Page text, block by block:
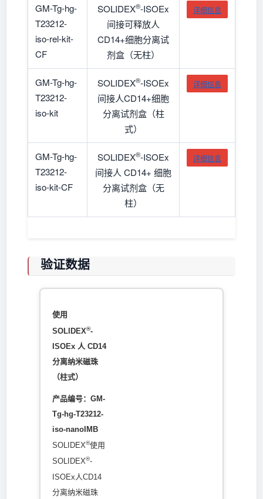
GM-Tg-hg-
T23212-
iso-rel-kit-
CF
SOLIDEX®-ISOEx
间接可释放人
CD14+细胞分离试
剂盒（无柱）
详细信息
GM-Tg-hg-
T23212-
iso-kit
SOLIDEX®-ISOEx
间接人CD14+细胞
分离试剂盒（柱
式）
详细信息
GM-Tg-hg-
T23212-
iso-kit-CF
SOLIDEX®-ISOEx
间接人 CD14+ 细胞
分离试剂盒（无
柱）
详细信息
验证数据
使用
SOLIDEX®-
ISOEx 人 CD14
分离纳米磁珠
（柱式）
产品编号：GM-
Tg-hg-T23212-
iso-nanoIMB
SOLIDEX®使用
SOLIDEX®-
ISOEx人CD14
分离纳米磁珠